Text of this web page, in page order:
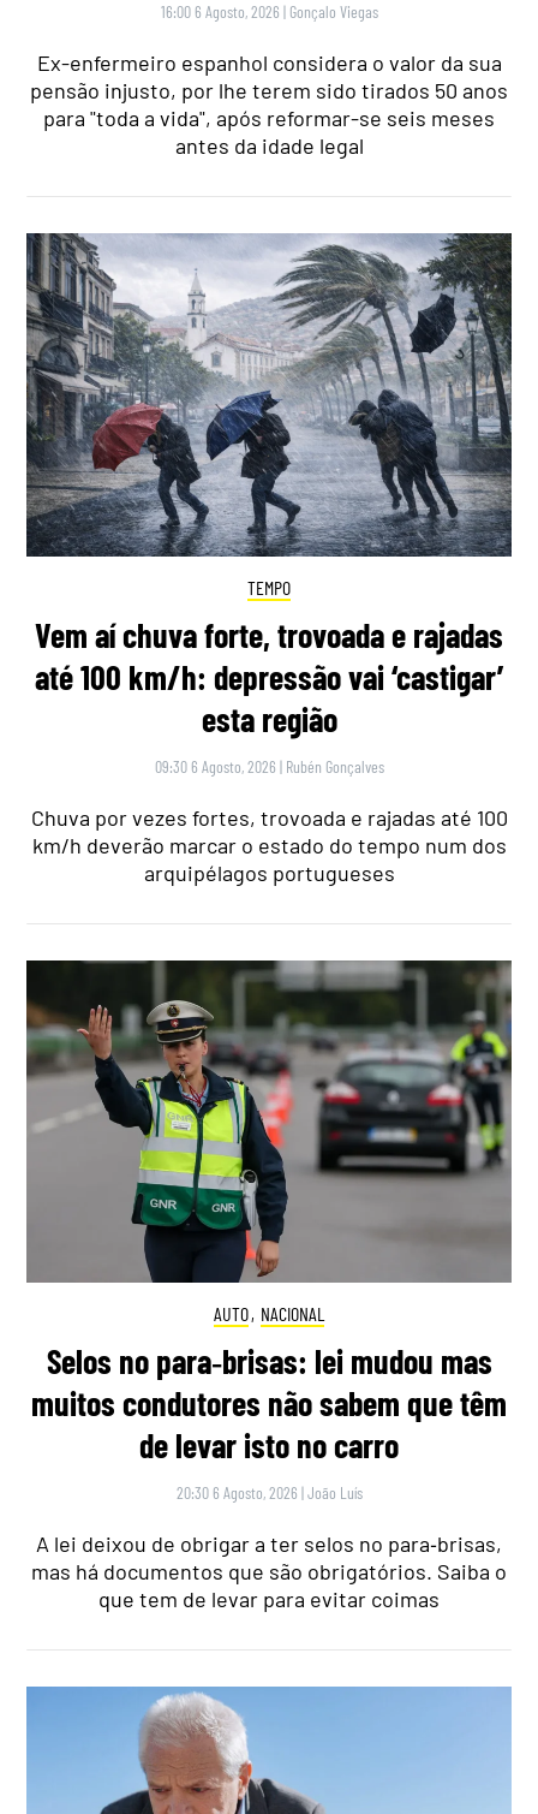
16:00 6 Agosto, 2026 | Gonçalo Viegas
Ex-enfermeiro espanhol considera o valor da sua
pensão injusto, por lhe terem sido tirados 50 anos
para "toda a vida", após reformar-se seis meses
antes da idade legal
TEMPO
Vem aí chuva forte, trovoada e rajadas
até 100 km/h: depressão vai ‘castigar’
esta região
09:30 6 Agosto, 2026 | Rubén Gonçalves
Chuva por vezes fortes, trovoada e rajadas até 100
km/h deverão marcar o estado do tempo num dos
arquipélagos portugueses
AUTO, NACIONAL
Selos no para‑brisas: lei mudou mas
muitos condutores não sabem que têm
de levar isto no carro
20:30 6 Agosto, 2026 |João Luís
A lei deixou de obrigar a ter selos no para‑brisas,
mas há documentos que são obrigatórios. Saiba o
que tem de levar para evitar coimas